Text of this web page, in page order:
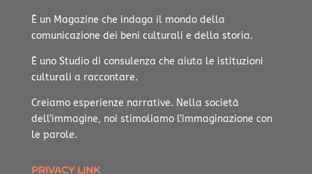
È un Magazine che indaga il mondo della
comunicazione dei beni culturali e della storia.
È uno Studio di consulenza che aiuta le istituzioni
culturali a raccontare.
Creiamo esperienze narrative. Nella società
dell’immagine, noi stimoliamo l’immaginazione con
le parole.
PRIVACY LINK